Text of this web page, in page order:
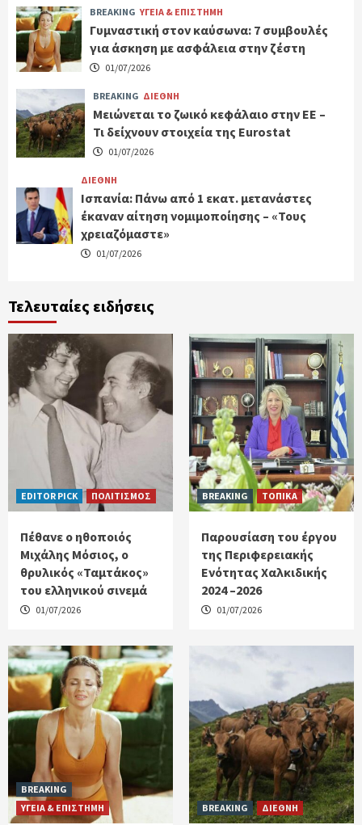
BREAKING ΥΓΕΙΑ & ΕΠΙΣΤΗΜΗ
Γυμναστική στον καύσωνα: 7 συμβουλές
για άσκηση με ασφάλεια στην ζέστη
01/07/2026
BREAKING ΔΙΕΘΝΗ
Μειώνεται το ζωικό κεφάλαιο στην ΕΕ –
Τι δείχνουν στοιχεία της Eurostat
01/07/2026
ΔΙΕΘΝΗ
Ισπανία: Πάνω από 1 εκατ. μετανάστες
έκαναν αίτηση νομιμοποίησης – «Τους
χρειαζόμαστε»
01/07/2026
Τελευταίες ειδήσεις
EDITOR PICK ΠΟΛΙΤΙΣΜΟΣ
Πέθανε ο ηθοποιός
Μιχάλης Μόσιος, ο
θρυλικός «Ταμτάκος»
του ελληνικού σινεμά
01/07/2026
BREAKING ΤΟΠΙΚΑ
Παρουσίαση του έργου
της Περιφερειακής
Ενότητας Χαλκιδικής
2024 –2026
01/07/2026
BREAKING
ΥΓΕΙΑ & ΕΠΙΣΤΗΜΗ
BREAKING ΔΙΕΘΝΗ